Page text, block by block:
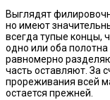
Выглядят
но имеют
всегда тупые концы,
одно или оба
равномерно
часть оставляют. За
прореживания всей
остается прежней.